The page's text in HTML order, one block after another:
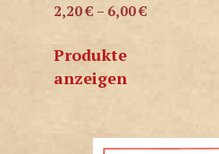
2,20€ – 6,00€
Produkte
anzeigen